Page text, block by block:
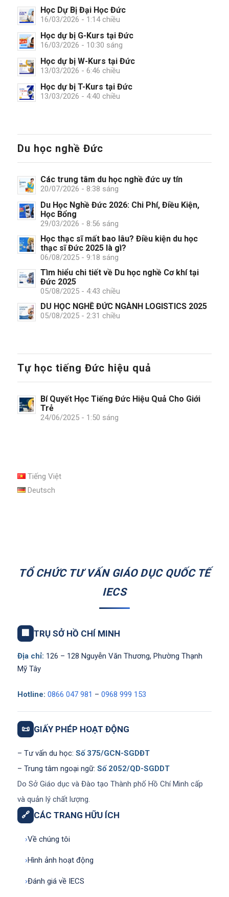
Học Dự Bị Đại Học Đức
16/03/2026 - 1:14 chiều
Học dự bị G-Kurs tại Đức
16/03/2026 - 10:30 sáng
Học dự bị W-Kurs tại Đức
13/03/2026 - 6:46 chiều
Học dự bị T-Kurs tại Đức
13/03/2026 - 4:40 chiều
Du học nghề Đức
Các trung tâm du học nghề đức uy tín
20/07/2026 - 8:38 sáng
Du Học Nghề Đức 2026: Chi Phí, Điều Kiện,
Học Bổng
29/03/2026 - 8:56 sáng
Học thạc sĩ mất bao lâu? Điều kiện du học
thạc sĩ Đức 2025 là gì?
06/08/2025 - 9:18 sáng
Tìm hiểu chi tiết về Du học nghề Cơ khí tại
Đức 2025
05/08/2025 - 4:43 chiều
DU HỌC NGHỀ ĐỨC NGÀNH LOGISTICS 2025
05/08/2025 - 2:31 chiều
Tự học tiếng Đức hiệu quả
Bí Quyết Học Tiếng Đức Hiệu Quả Cho Giới
Trẻ
24/06/2025 - 1:50 sáng
Tiếng Việt
Deutsch
TỔ CHỨC TƯ VẤN GIÁO DỤC QUỐC TẾ
IECS
🏢 TRỤ SỞ HỒ CHÍ MINH
Địa chỉ: 126 – 128 Nguyễn Văn Thương, Phường Thạnh
Mỹ Tây
Hotline: 0866 047 981 – 0968 999 153
📜 GIẤY PHÉP HOẠT ĐỘNG
– Tư vấn du học: Số 375/GCN-SGDĐT
– Trung tâm ngoại ngữ: Số 2052/QD-SGDDT
Do Sở Giáo dục và Đào tạo Thành phố Hồ Chí Minh cấp
và quản lý chất lượng.
🔗 CÁC TRANG HỮU ÍCH
›Về chúng tôi
›Hình ảnh hoạt động
›Đánh giá về IECS